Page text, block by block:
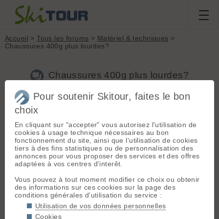
Accueil >Tous les forums > Matériel & techniques >
Chaussures 400g plus lourdes?
Chaussures 400g plus lourdes?
Nouveau sujet
A
alfonsote[33posts] - Le 10/03/2025 12:08
Bonjour, je suis sur le point de passer à des chaussures 400
grammes plus lourdes que celles actuelles qui pèsent environ
2,3 kg.
Pensez-vous que ces 400 grammes vont beaucoup me
Je recherche des chaussures plus confortables et qui
descendent mieux, mais je n'aimerais pas m'éloigner de mes
collègues et l'âge n'est pas avec moi.
Alfonso.
Pour soutenir Skitour, faites le bon
choix
En cliquant sur "accepter" vous autorisez l'utilisation de
cookies à usage technique nécessaires au bon
fonctionnement du site, ainsi que l'utilisation de cookies
tiers à des fins statistiques ou de personnalisation des
annonces pour vous proposer des services et des offres
adaptées à vos centres d'interêt.
Vous pouvez à tout moment modifier ce choix ou obtenir
des informations sur ces cookies sur la page des
conditions générales d'utilisation du service :
Utilisation de vos données personnelles
Cookies